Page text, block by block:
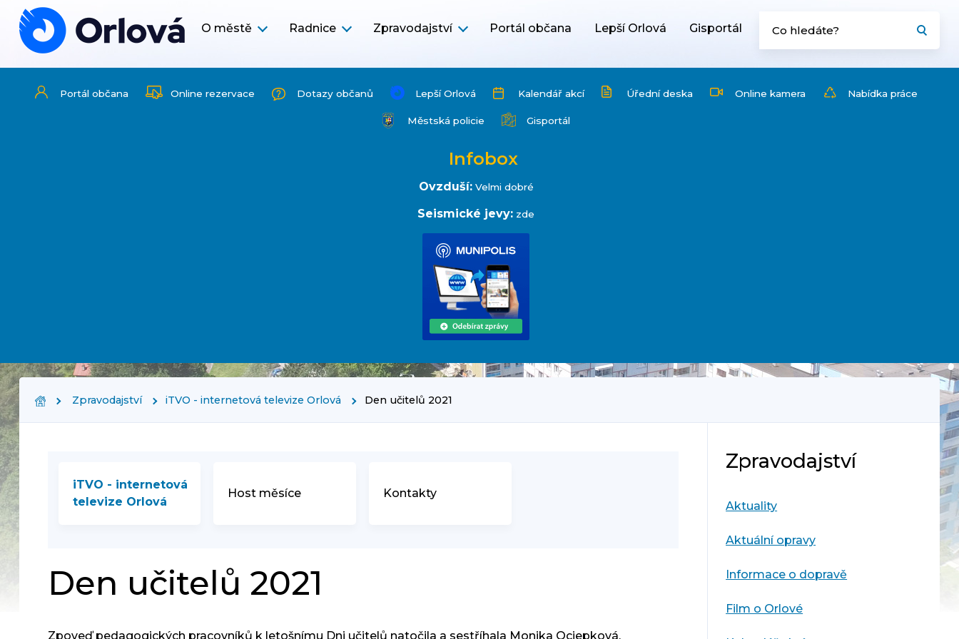
O městě Radnice Zpravodajství Portál občana Lepší Orlová Gisportál
Portál občana Online rezervace Dotazy občanů Lepší Orlová Kalendář akcí Úřední deska Online kamera Nabídka práce
Městská policie Gisportál
Infobox
Ovzduší: Velmi dobré
Seismické jevy: zde
Zpravodajství iTVO - internetová televize Orlová Den učitelů 2021
iTVO - internetová
televize Orlová
Host měsíce Kontakty
Den učitelů 2021
Zpoveď pedagogických pracovníků k letošnímu Dni učitelů natočila a sestříhala Monika Ociepková,
Zpravodajství
Aktuality
Aktuální opravy
Informace o dopravě
Film o Orlové